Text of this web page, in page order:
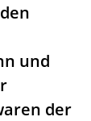
und
der